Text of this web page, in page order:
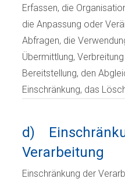
Erfassen, die
die Anpassung oder
Abfragen, die
Übermittlung,
Bereitstellung, den
Einschränkung, das
d)
Verarbeitung
Einschränkung der